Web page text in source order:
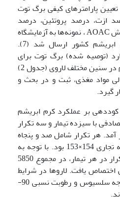
پارامترهای کیفی برگ توت
ازت، درصد پروتئین، درصد
فسفر، درصد پتاسیم) به روش AOAC ، نمونه‌ها به آزمایشگاه
تغذیه مرکز تحقیقات کرم ابریشم کشور ارسال شد (7).
(توصیه شده) برگ توت برای
تامین احتیاجات کرم ابریشم در سنین مختلف لاروی (جدول 2)
مواد مغذی، ثبت و در بحث و
گیرد.
بر عملکرد کرم ابریشم
با سیزده تیمار و سه تکرار
آمد. هر تکرار شامل صد و پنجاه
عدد لارو یک‌روزه، از آمیخته تجاری 154‌×153 بود. با توجه به
وجود سیزده تیمار و سه تکرار در هر تیمار، در مجموع 5850
اختصاص یافت. لاروها در شرایط
استاندارد (دمای 28-25 درجه سلسیوس و رطوبت نسبی 90-